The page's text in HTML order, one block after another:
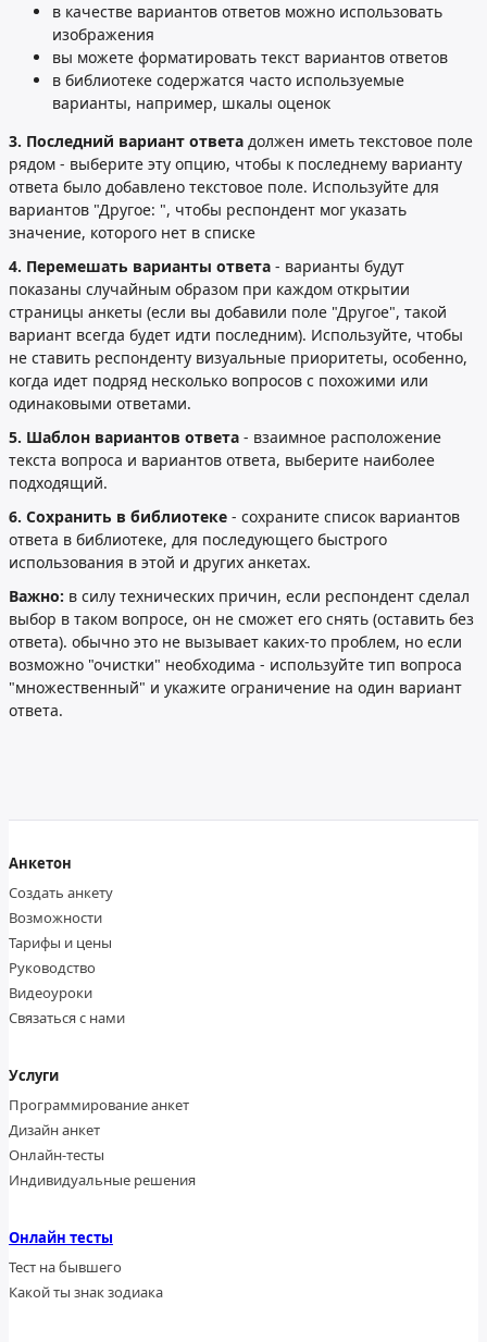
в качестве вариантов ответов можно использовать
изображения
вы можете форматировать текст вариантов ответов
в библиотеке содержатся часто используемые
варианты, например, шкалы оценок
3. Последний вариант ответа должен иметь текстовое поле
рядом - выберите эту опцию, чтобы к последнему варианту
ответа было добавлено текстовое поле. Используйте для
вариантов "Другое: ", чтобы респондент мог указать
значение, которого нет в списке
4. Перемешать варианты ответа - варианты будут
показаны случайным образом при каждом открытии
страницы анкеты (если вы добавили поле "Другое", такой
вариант всегда будет идти последним). Используйте, чтобы
не ставить респонденту визуальные приоритеты, особенно,
когда идет подряд несколько вопросов с похожими или
одинаковыми ответами.
5. Шаблон вариантов ответа - взаимное расположение
текста вопроса и вариантов ответа, выберите наиболее
подходящий.
6. Сохранить в библиотеке - сохраните список вариантов
ответа в библиотеке, для последующего быстрого
использования в этой и других анкетах.
Важно: в силу технических причин, если респондент сделал
выбор в таком вопросе, он не сможет его снять (оставить без
ответа). обычно это не вызывает каких-то проблем, но если
возможно "очистки" необходима - используйте тип вопроса
"множественный" и укажите ограничение на один вариант
ответа.
Анкетон
Создать анкету
Возможности
Тарифы и цены
Руководство
Видеоуроки
Связаться с нами
Услуги
Программирование анкет
Дизайн анкет
Онлайн-тесты
Индивидуальные решения
Онлайн тесты
Тест на бывшего
Какой ты знак зодиака